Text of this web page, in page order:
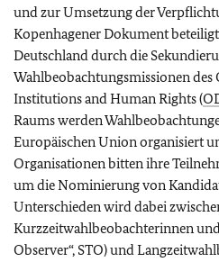
und zur Umsetzung der
Kopenhagener Dokument
Deutschland durch die
Wahlbeobachtungsmissionen des
Institutions and Human Rights(
Raums werden
Europäischen Union organisiert
Organisationen bitten ihre
um die Nominierung von
Unterschieden wird dabei
Kurzzeitwahlbeobachterinnen
Observer“, STO) und